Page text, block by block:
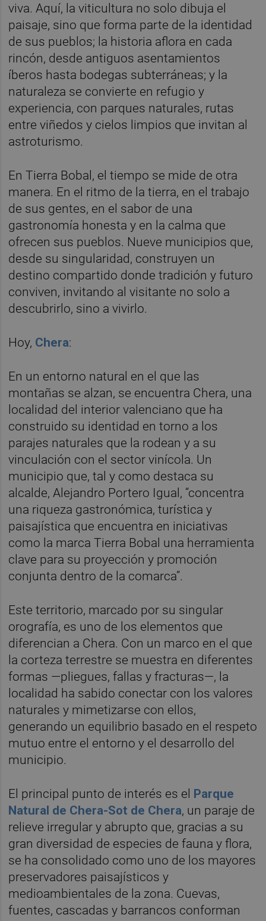
viva. Aquí, la viticultura no solo dibuja el
paisaje, sino que forma parte de la identidad
de sus pueblos; la historia aflora en cada
rincón, desde antiguos asentamientos
íberos hasta bodegas subterráneas; y la
naturaleza se convierte en refugio y
experiencia, con parques naturales, rutas
entre viñedos y cielos limpios que invitan al
astroturismo.
En Tierra Bobal, el tiempo se mide de otra
manera. En el ritmo de la tierra, en el trabajo
de sus gentes, en el sabor de una
gastronomía honesta y en la calma que
ofrecen sus pueblos. Nueve municipios que,
desde su singularidad, construyen un
destino compartido donde tradición y futuro
conviven, invitando al visitante no solo a
descubrirlo, sino a vivirlo.
Hoy, Chera:
En un entorno natural en el que las
montañas se alzan, se encuentra Chera, una
localidad del interior valenciano que ha
construido su identidad en torno a los
parajes naturales que la rodean y a su
vinculación con el sector vinícola. Un
municipio que, tal y como destaca su
alcalde, Alejandro Portero Igual, “concentra
una riqueza gastronómica, turística y
paisajística que encuentra en iniciativas
como la marca Tierra Bobal una herramienta
clave para su proyección y promoción
conjunta dentro de la comarca”.
Este territorio, marcado por su singular
orografía, es uno de los elementos que
diferencian a Chera. Con un marco en el que
la corteza terrestre se muestra en diferentes
formas —pliegues, fallas y fracturas—, la
localidad ha sabido conectar con los valores
naturales y mimetizarse con ellos,
generando un equilibrio basado en el respeto
mutuo entre el entorno y el desarrollo del
municipio.
El principal punto de interés es el Parque
Natural de Chera-Sot de Chera, un paraje de
relieve irregular y abrupto que, gracias a su
gran diversidad de especies de fauna y flora,
se ha consolidado como uno de los mayores
preservadores paisajísticos y
medioambientales de la zona. Cuevas,
fuentes, cascadas y barrancos conforman